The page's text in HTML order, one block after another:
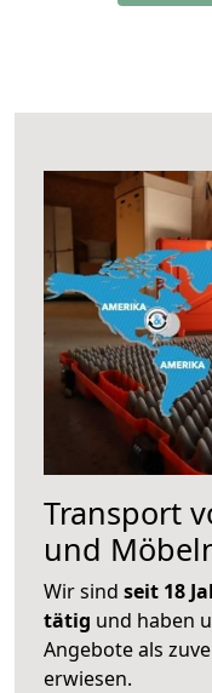
Transport
und
Wir sind seit 18
tätig und haben
Angebote als
erwiesen.